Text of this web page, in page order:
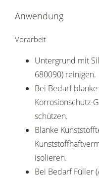
Anwendung
Vorarbeit
Untergrund mit
680090) reinigen.
Bei Bedarf
Korrosionschutz-
schützen.
Blanke
isolieren.
Bei Bedarf Füller